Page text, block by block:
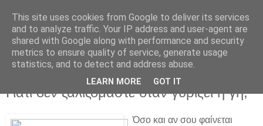
Γιατί δεν ζαλιζόμαστε όταν γυρίζει η γη;
Όσο και αν σου φαίνεται
This site uses cookies from Google to deliver its services
and to analyze traffic. Your IP address and user-agent are
shared with Google along with performance and security
metrics to ensure quality of service, generate usage
statistics, and to detect and address abuse.
LEARN MORE GOT IT